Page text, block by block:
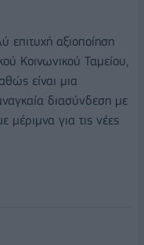
επιτυχή αξιοποίηση
Κοινωνικού Ταμείου,
είναι μια
διασύνδεση με
μέριμνα για τις νέες